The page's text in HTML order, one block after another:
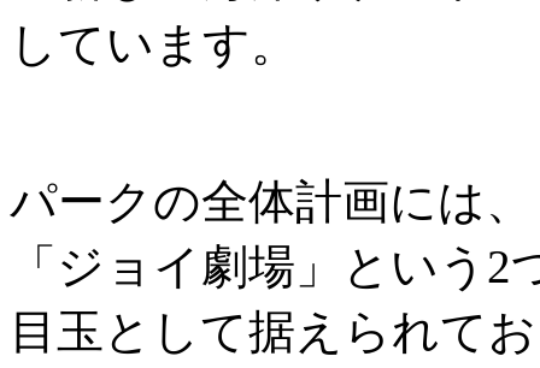
しています。
パークの全体計画には
「ジョイ劇場」という
目玉として据えられて